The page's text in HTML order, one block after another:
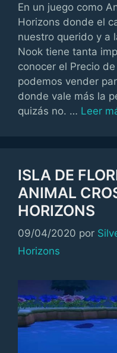
En un juego como
Horizons donde el
nuestro querido y a
Nook tiene tanta
conocer el Precio
podemos vender
donde vale más la
quizás no. … Leer
ISLA DE
ANIMAL
HORIZONS
09/04/2020 por
Horizons